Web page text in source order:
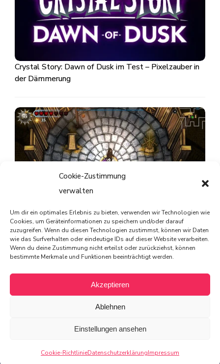
Cookie-Zustimmung
verwalten
Um dir ein optimales Erlebnis zu bieten, verwenden wir Technologien wie
Cookies, um Geräteinformationen zu speichern und/oder darauf
zuzugreifen. Wenn du diesen Technologien zustimmst, können wir Daten
wie das Surfverhalten oder eindeutige IDs auf dieser Website verarbeiten.
Wenn du deine Zustimmung nicht erteilst oder zurückziehst, können
bestimmte Merkmale und Funktionen beeinträchtigt werden.
Akzeptieren
Ablehnen
Einstellungen ansehen
Cookie-RichtlinieDatenschutzerklärungImpressum
Crystal Story: Dawn of Dusk im Test – Pixelzauber in
der Dämmerung
Striving for Light: Survival im Test – Ein Spiel, das Licht
und Schatten meistert
© 2025 von PIXELdot
Impressum Datenschutz Cookie-Richtlinie